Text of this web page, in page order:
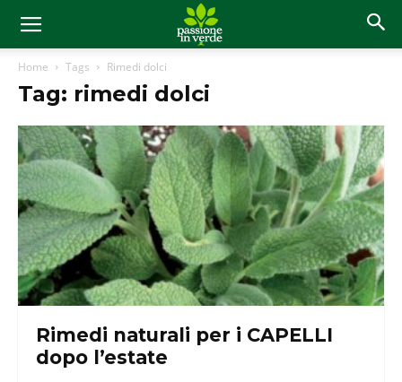
Home Tags Rimedi dolci
Tag: rimedi dolci
Rimedi naturali per i CAPELLI
dopo l’estate